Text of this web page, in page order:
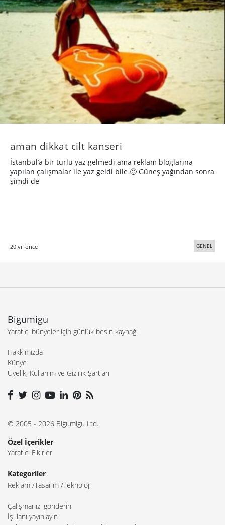
aman dikkat cilt kanseri
İstanbul’a bir türlü yaz gelmedi ama reklam bloglarına
yapılan çalışmalar ile yaz geldi bile 🙂 Güneş yağından sonra
şimdi de
20 yıl önce GENEL
Bigumigu
Yaratıcı bünyeler için günlük besin kaynağı
Hakkımızda
Künye
Üyelik, Kullanım ve Gizlilik Şartları
© 2005 - 2026 Bigumigu Ltd.
Özel İçerikler
Yaratıcı Fikirler
Kategoriler
Reklam Tasarım Teknoloji
Çalışmanızı gönderin
İş ilanı yayınlayın